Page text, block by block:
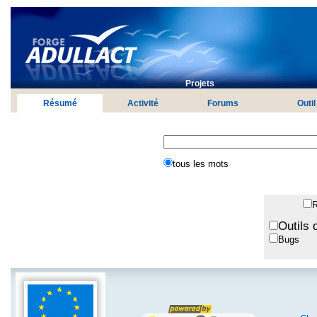
Projets
Résumé Activité Forums
tous les mots
Outils
Bugs